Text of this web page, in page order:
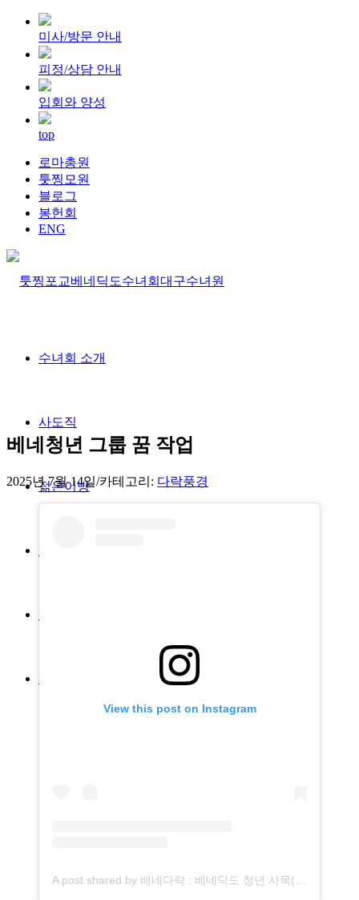
미사/방문 안내
피정/상담 안내
입회와 양성
top
로마총원
툿찡모원
블로그
봉헌회
ENG
수녀회 소개
사도직
젊은이방
베네청년 그룹 꿈 작업
2025년 7월 14일/카테고리: 다락풍경
View this post on Instagram